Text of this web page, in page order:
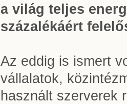
a világ teljes
százalékáért
Az eddig is ismert
vállalatok,
használt szerverek